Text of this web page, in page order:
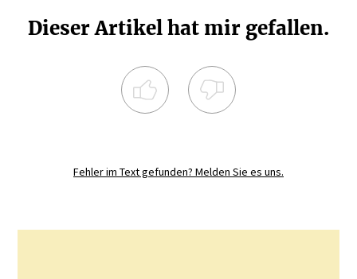
Dieser Artikel hat mir gefallen.
Fehler im Text gefunden? Melden Sie es uns.